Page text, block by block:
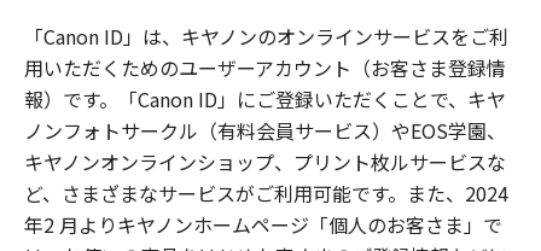
「Canon ID」は、キヤノンのオンラインサービスをご利
用いただくためのユーザーアカウント（お客さま登録情
報）です。「Canon ID」にご登録いただくことで、キヤ
ノンフォトサークル（有料会員サービス）やEOS学園、
キヤノンオンラインショップ、プリント枚ルサービスな
ど、さまざまなサービスがご利用可能です。また、2024
年2 月よりキヤノンホームページ「個人のお客さま」で